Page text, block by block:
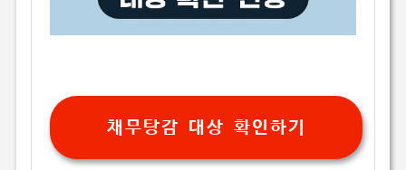
채무탕감 대상 확인하기